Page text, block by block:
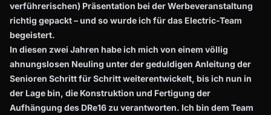
verführerischen) Präsentation bei der Werbeveranstaltung
richtig gepackt – und so wurde ich für das Electric-Team
begeistert.
In diesen zwei Jahren habe ich mich von einem völlig
ahnungslosen Neuling unter der geduldigen Anleitung der
Senioren Schritt für Schritt weiterentwickelt, bis ich nun in
der Lage bin, die Konstruktion und Fertigung der
Aufhängung des DRe16 zu verantworten. Ich bin dem Team